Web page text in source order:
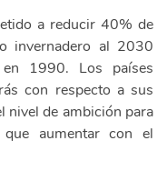
a reducir 40% de
invernadero al 2030
1990. Los países
con respecto a sus
nivel de ambición para
aumentar con el